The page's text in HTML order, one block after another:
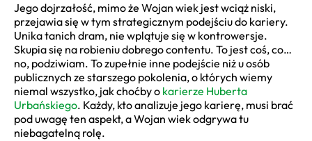
Jego dojrzałość, mimo że Wojan wiek jest wciąż niski,
przejawia się w tym strategicznym podejściu do kariery.
Unika tanich dram, nie wplątuje się w kontrowersje.
Skupia się na robieniu dobrego contentu. To jest coś, co…
no, podziwiam. To zupełnie inne podejście niż u osób
publicznych ze starszego pokolenia, o których wiemy
niemal wszystko, jak choćby o karierze Huberta
Urbańskiego. Każdy, kto analizuje jego karierę, musi brać
pod uwagę ten aspekt, a Wojan wiek odgrywa tu
niebagatelną rolę.